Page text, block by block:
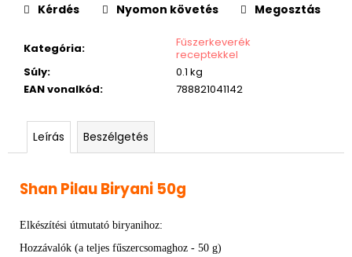
Kategória:
Fűszerkeverék
receptekkel
Súly:
0.1 kg
EAN vonalkód: 788821041142
Kérdés Nyomon követés Megosztás
Leírás Beszélgetés
Shan Pilau Biryani 50g
Elkészítési útmutató biryanihoz:
Hozzávalók (a teljes fűszercsomaghoz - 50 g)